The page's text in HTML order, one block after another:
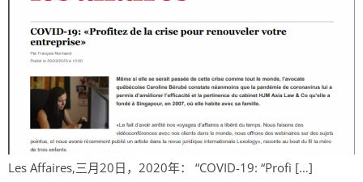
Les Affaires,三月20日，2020年： “COVID-19: “Profi […]